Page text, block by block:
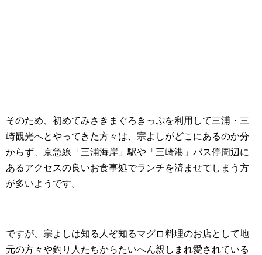
そのため、初めてみさきまぐろきっぷを利用して三浦・三
崎観光へとやってきた方々は、宗よしがどこにあるのか分
からず、京急線「三浦海岸」駅や「三崎港」バス停周辺に
あるアクセスの良いお食事処でランチを済ませてしまう方
が多いようです。
ですが、宗よしは知る人ぞ知るマグロ料理のお店として地
元の方々や釣り人たちからたいへん親しまれ愛されている